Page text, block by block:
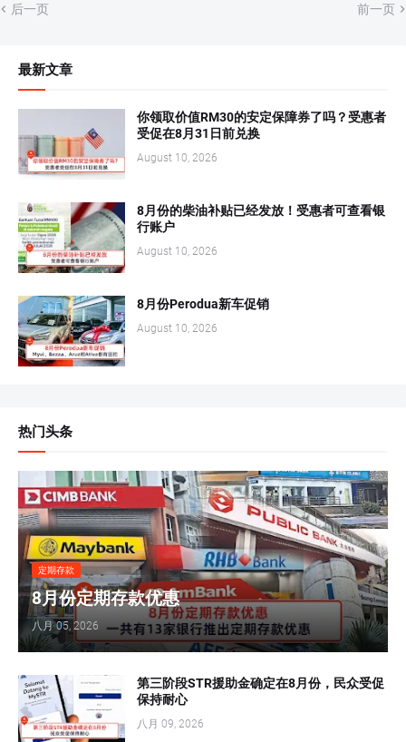
后一页 前一页
最新文章
你领取价值RM30的安定保障券了吗？受惠者
受促在8月31日前兑换
August 10, 2026
8月份的柴油补贴已经发放！受惠者可查看银
行账户
August 10, 2026
8月份Perodua新车促销
August 10, 2026
热门头条
定期存款
8月份定期存款优惠
八月 05, 2026
第三阶段STR援助金确定在8月份，民众受促
保持耐心
八月 09, 2026